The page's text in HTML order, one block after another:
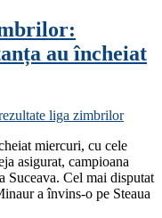
au încheiat
liga zimbrilor
miercuri, cu cele
asigurat, campioana
Suceava. Cel mai disputat
a învins-o pe Steaua